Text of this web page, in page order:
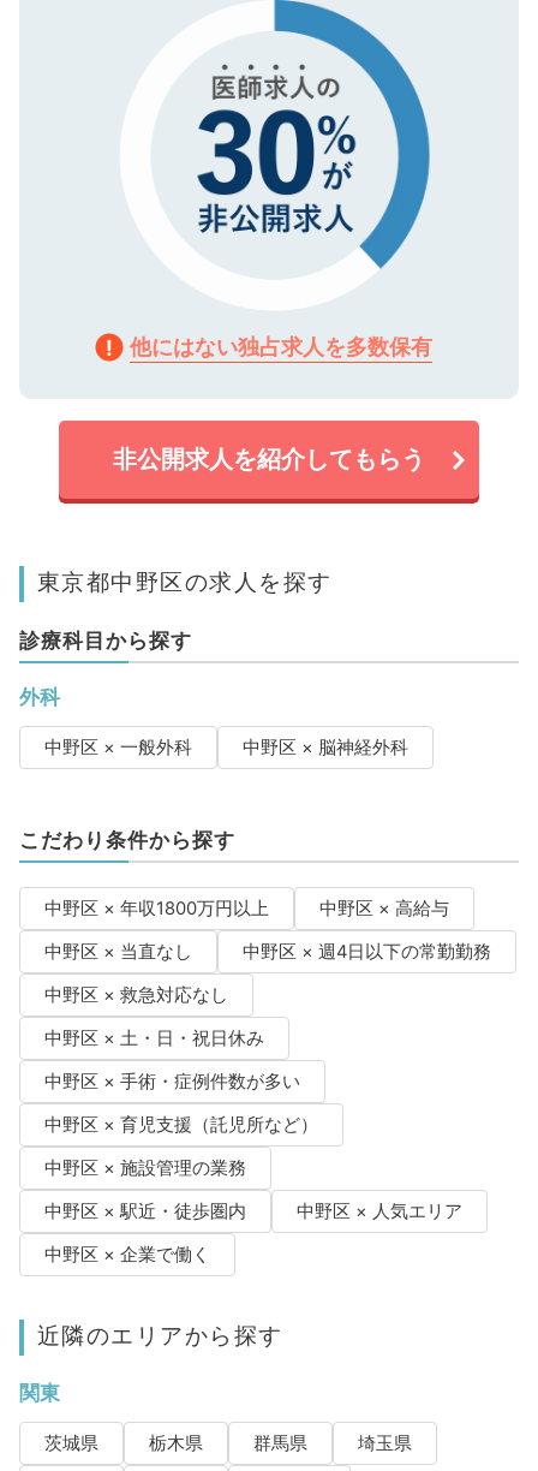
で、機密保持に関してもご安心ください。
他にはない独占求人を多数保有
非公開求人を紹介してもらう
東京都中野区の求人を探す
診療科目から探す
外科
中野区 × 一般外科 中野区 × 脳神経外科
こだわり条件から探す
中野区 × 年収1800万円以上
中野区 × 高給与
中野区 × 当直なし
中野区 × 週4日以下の常勤勤務
中野区 × 救急対応なし
中野区 × 土・日・祝日休み
中野区 × 手術・症例件数が多い
中野区 × 育児支援（託児所など）
中野区 × 施設管理の業務
中野区 × 駅近・徒歩圏内
中野区 × 人気エリア
中野区 × 企業で働く
近隣のエリアから探す
関東
茨城県 栃木県 群馬県
埼玉県